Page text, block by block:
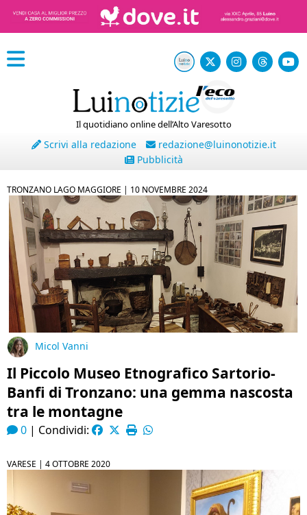
Il quotidiano online dell’Alto Varesotto
Scrivi alla redazione
redazione@luinonotizie.it
Pubblicità
TRONZANO LAGO MAGGIORE | 10 NOVEMBRE 2024
Micol Vanni
Il Piccolo Museo Etnografico Sartorio-
Banfi di Tronzano: una gemma nascosta
tra le montagne
0 | Condividi:
VARESE | 4 OTTOBRE 2020